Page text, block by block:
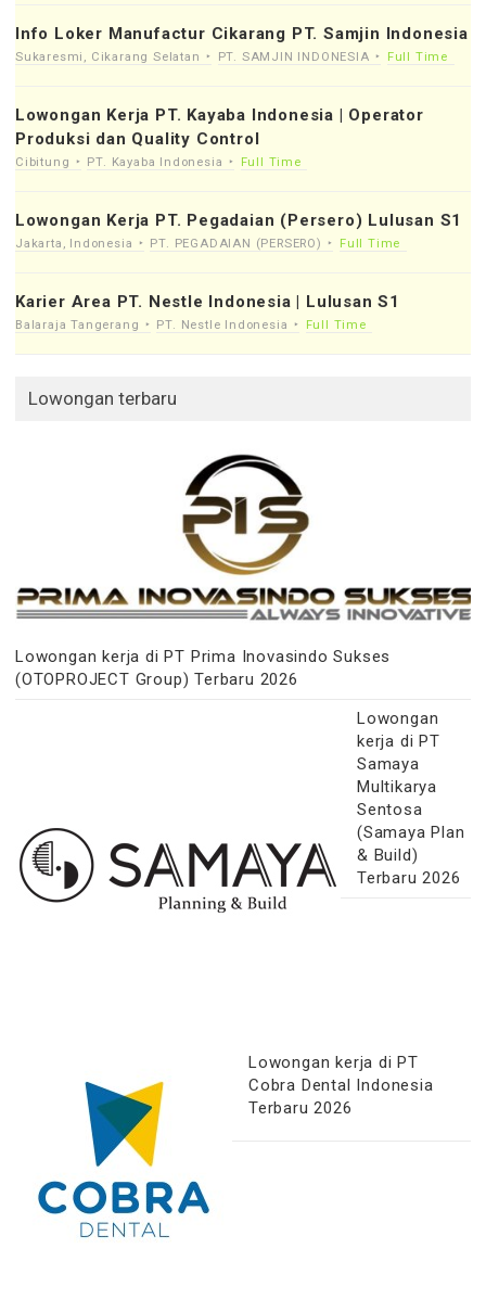
Info Loker Manufactur Cikarang PT. Samjin Indonesia
Sukaresmi, Cikarang Selatan PT. SAMJIN INDONESIA Full Time
Lowongan Kerja PT. Kayaba Indonesia | Operator
Produksi dan Quality Control
Cibitung PT. Kayaba Indonesia Full Time
Lowongan Kerja PT. Pegadaian (Persero) Lulusan S1
Jakarta, Indonesia PT. PEGADAIAN (PERSERO) Full Time
Karier Area PT. Nestle Indonesia | Lulusan S1
Balaraja Tangerang PT. Nestle Indonesia Full Time
Lowongan terbaru
Lowongan kerja di PT Prima Inovasindo Sukses
(OTOPROJECT Group) Terbaru 2026
Lowongan
kerja di PT
Samaya
Multikarya
Sentosa
(Samaya Plan
& Build)
Terbaru 2026
Lowongan kerja di PT
Cobra Dental Indonesia
Terbaru 2026